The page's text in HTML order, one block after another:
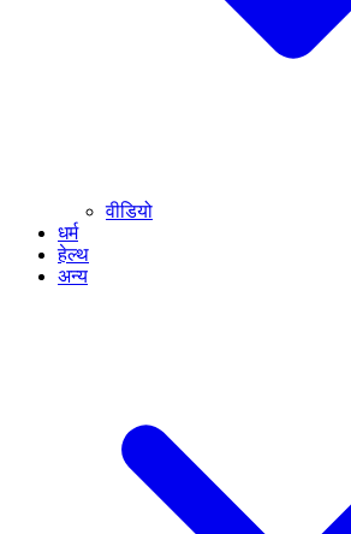
वीडियो
धर्म
हेल्थ
अन्य